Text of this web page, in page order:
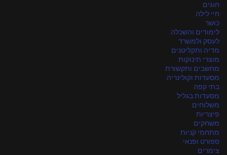
חוגים
חיי לילה
כושר
לימודים והשכלה
לעסק ולמשרד
מדיה ותקליטנים
מוצרי תינוקות
מחשבים ותקשורת
מסעדות וקולינריה
בתי קפה
מסעדות בגליל
משלוחים
פיצריות
משחקים
מתחמי קניות
ספורט ופנאי
צימרים